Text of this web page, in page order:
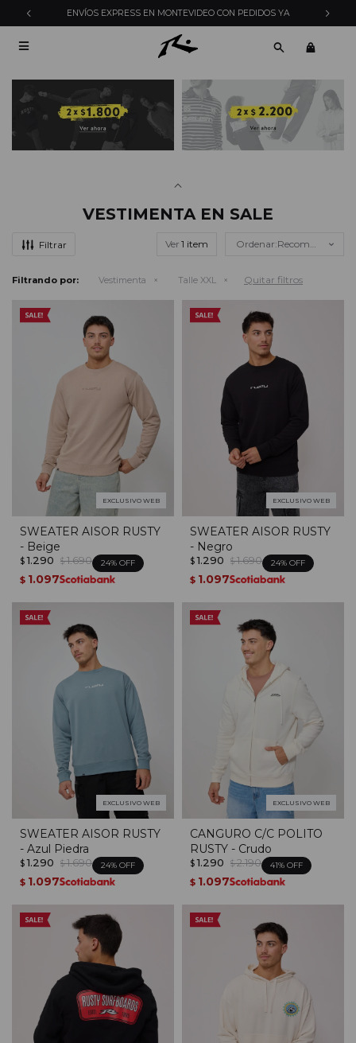
ENVÍOS EXPRESS EN MONTEVIDEO CON PEDIDOS YA

VESTIMENTA EN SALE
Ver Recomendados
Filtrando por: Vestimenta Talle XXL Quitar filtros
EXCLUSIVO WEB
SWEATER AISOR RUSTY
- Beige
$ 1.290 $ 1.690 24
$ 1.097
EXCLUSIVO WEB
SWEATER AISOR RUSTY
- Negro
$ 1.290 $ 1.690 24
$ 1.097
EXCLUSIVO WEB
SWEATER AISOR RUSTY
- Azul Piedra
$ 1.290 $ 1.690 24
$ 1.097
EXCLUSIVO WEB
CANGURO C/C POLITO
RUSTY - Crudo
$ 1.290 $ 2.190 41
$ 1.097